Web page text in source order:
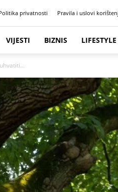
privatnosti Pravila i uslovi
VIJESTI BIZNIS LIFESTYLE